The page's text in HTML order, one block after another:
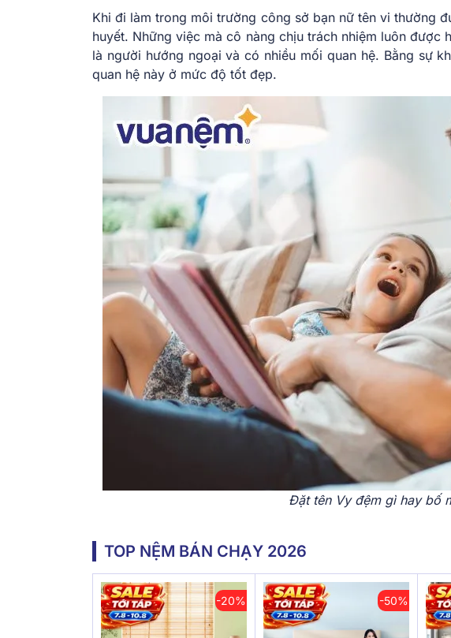
Khi đi làm trong môi trường công sở bạn nữ tên vi thường
huyết. Những việc mà cô nàng chịu trách nhiệm luôn
là người hướng ngoại và có nhiều mối quan hệ. Bằng sự
quan hệ này ở mức độ tốt đẹp.
Đặt tên Vy đệm gì hay bố
TOP NỆM BÁN CHẠY 2026
-20% -50%